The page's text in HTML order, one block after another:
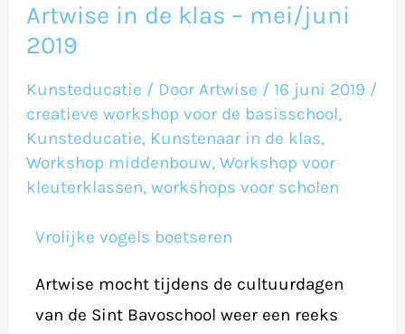
Artwise in de klas – mei/juni
2019
Kunsteducatie / DoorArtwise / 16 juni 2019 /
creatieve workshop voor de basisschool,
Kunsteducatie, Kunstenaar in de klas,
Workshop middenbouw,Workshop voor
kleuterklassen,workshops voor scholen
Vrolijke vogels boetseren
Artwise mocht tijdens de cultuurdagen
van de Sint Bavoschool weer een reeks
Artwise
in
klas
–
mei/juni
2019